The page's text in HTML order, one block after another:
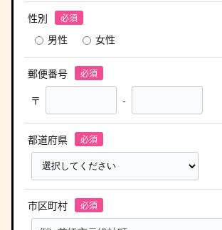
性別
男性
女性
郵便番号
〒
-
都道府県
市区町村